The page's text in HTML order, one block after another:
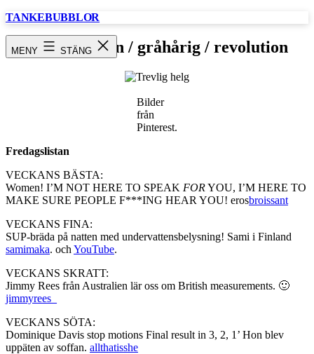
Hoppa
TANKEBUBBLOR
MENY STÄNG
Fredagslistan / gråhårig / revolution
Bilder
från
Pinterest.
Fredagslistan
VECKANS BÄSTA:
Women! I’M NOT HERE TO SPEAK FORYOU, I’M HERE TO
MAKE SURE PEOPLE F***ING HEAR YOU! erosbroissant
VECKANS FINA:
SUP-bräda på natten med undervattensbelysning! Sami i Finland
samimaka. och YouTube.
VECKANS SKRATT:
Jimmy Rees från Australien lär oss om British measurements. 🙂
jimmyrees_
VECKANS SÖTA:
Dominique Davis stop motions Final result in 3, 2, 1’ Hon blev
uppäten av soffan. allthatisshe